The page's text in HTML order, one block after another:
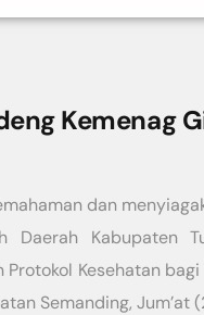
Kemenag
dan
Daerah Kabupaten
Kesehatan
Semanding, Jum’at